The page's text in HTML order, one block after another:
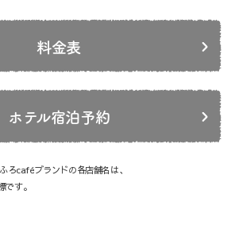
料金表
ホテル宿泊予約
caféブランドの各店舗名は、
です。